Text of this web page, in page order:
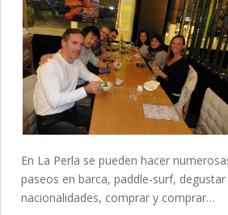
En La Perla se pueden hacer
paseos en barca, paddle-surf,
nacionalidades, comprar y comprar…